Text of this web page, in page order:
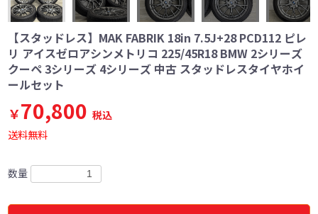
【スタッドレス】MAK FABRIK 18in 7.5J+28 PCD112 ピレ
リ アイスゼロアシンメトリコ 225/45R18 BMW 2シリーズ
クーペ 3シリーズ 4シリーズ 中古 スタッドレスタイヤホイ
ールセット
￥70,800 税込
送料無料
数量